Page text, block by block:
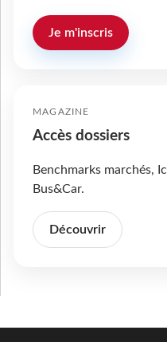
Je m'inscris
MAGAZINE
Accès dossiers
Benchmarks marchés,
Bus&Car.
Découvrir